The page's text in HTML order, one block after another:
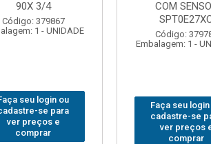
NC MULTIBARRAS
Código: 379806
Embalagem: 20 - UNIDADE
Faça seu login ou
cadastre-se para
ver preços e
comprar
Código:
Embalagem:
Faça seu
ver